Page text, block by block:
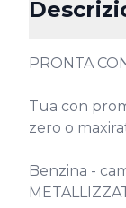
PRONTA
Tua con
zero o
Benzina -